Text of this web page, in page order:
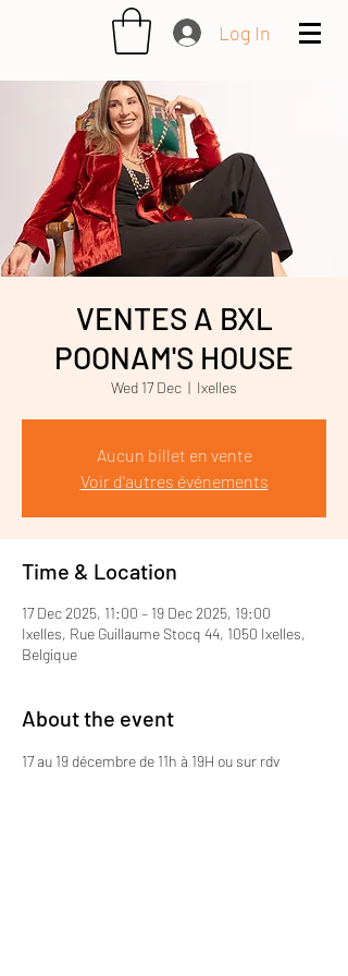
Log In
VENTES A BXL
POONAM'S HOUSE
Wed 17 Dec
  |
Ixelles
Aucun billet en vente
Voir d'autres événements
Time & Location
17 Dec 2025, 11:00 – 19 Dec 2025, 19:00
Ixelles, Rue Guillaume Stocq 44, 1050 Ixelles,
Belgique
About the event
17 au 19 décembre de 11h à 19H ou sur rdv